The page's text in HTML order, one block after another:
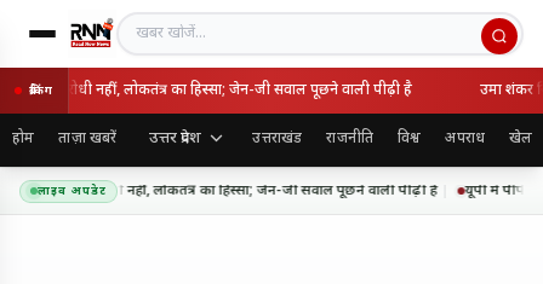
खबर खोजें
ब्रेकिंग
राष्ट्रविरोधी नहीं, लोकतंत्र का हिस्सा; जेन-जी सवाल पूछने वाली पीढ़ी है उमा शंकर
होम ताज़ा खबरें उत्तर प्रदेश उत्तराखंड राजनीति विश्व अपराध खेल
लाइव अपडेट
आंदोलन राष्ट्रविरोधी नहीं, लोकतंत्र का हिस्सा; जेन-जी सवाल पूछने वाली पीढ़ी है यूपी में